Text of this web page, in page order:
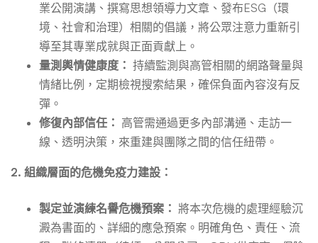
業公開演講、撰寫思想領導力文章、發布ESG（環
境、社會和治理）相關的倡議，將公眾注意力重新引
導至其專業成就與正面貢獻上。
量測輿情健康度： 持續監測與高管相關的網路聲量與
情緒比例，定期檢視搜索結果，確保負面內容沒有反
彈。
修復內部信任： 高管需通過更多內部溝通、走訪一
線、透明決策，來重建與團隊之間的信任紐帶。
2. 組織層面的危機免疫力建設：
製定並演練名譽危機預案： 將本次危機的處理經驗沉
澱為書面的、詳細的應急預案。明確角色、責任、流